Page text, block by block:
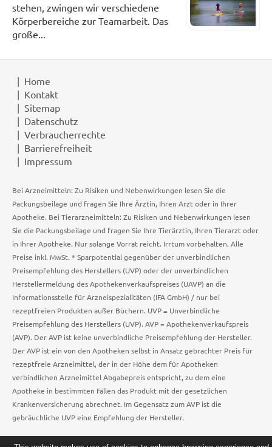
stehen, zwingen wir verschiedene
Körperbereiche zur Teamarbeit. Das
große...
Home
Kontakt
Sitemap
Datenschutz
Verbraucherrechte
Barrierefreiheit
Impressum
Bei Arzneimitteln: Zu Risiken und Nebenwirkungen lesen Sie die
Packungsbeilage und fragen Sie Ihre Ärztin, Ihren Arzt oder in Ihrer
Apotheke. Bei Tierarzneimitteln: Zu Risiken und Nebenwirkungen lesen
Sie die Packungsbeilage und fragen Sie Ihre Tierärztin, Ihren Tierarzt oder
in Ihrer Apotheke. Nur solange Vorrat reicht. Irrtum vorbehalten. Alle
Preise inkl. MwSt. * Sparpotential gegenüber der unverbindlichen
Preisempfehlung des Herstellers (UVP) oder der unverbindlichen
Herstellermeldung des Apothekenverkaufspreises (UAVP) an die
Informationsstelle für Arzneispezialitäten (IFA GmbH) / nur bei
rezeptfreien Produkten außer Büchern. UVP = Unverbindliche
Preisempfehlung des Herstellers (UVP). AVP = Apothekenverkaufspreis
(AVP). Der AVP ist keine unverbindliche Preisempfehlung der Hersteller.
Der AVP ist ein von den Apotheken selbst in Ansatz gebrachter Preis für
rezeptfreie Arzneimittel, der in der Höhe dem für Apotheken
verbindlichen Arzneimittel Abgabepreis entspricht, zu dem eine
Apotheke in bestimmten Fällen das Produkt mit der gesetzlichen
Krankenversicherung abrechnet. Im Gegensatz zum AVP ist die
gebräuchliche UVP eine Empfehlung der Hersteller.